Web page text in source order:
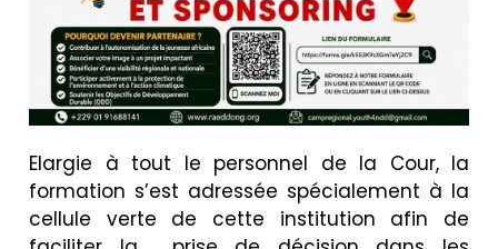
Elargie à tout le personnel de la Cour, la
formation s’est adressée spécialement à la
cellule verte de cette institution afin de